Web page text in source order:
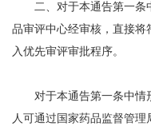
二、对于本通告第一条
品审评中心经审核，直接将
入优先审评审批程序。
对于本通告第一条中情
人可通过国家药品监督管